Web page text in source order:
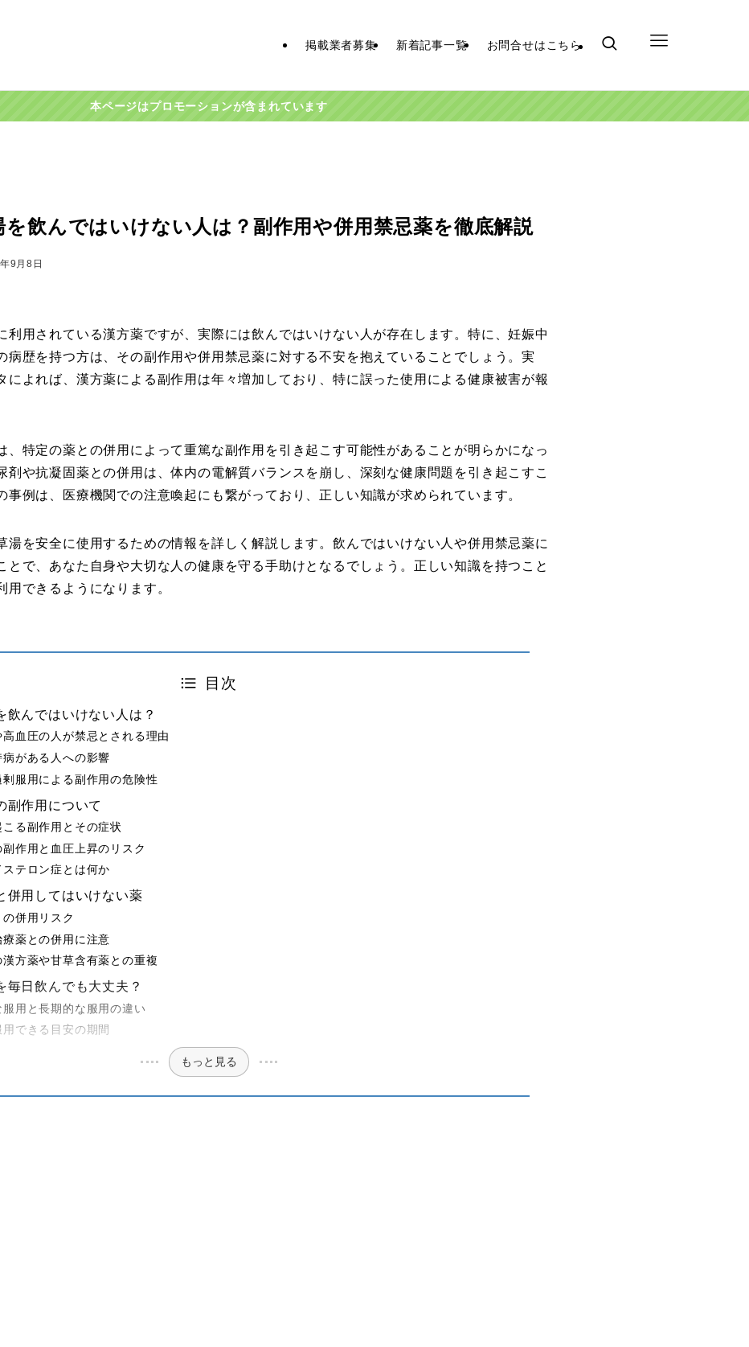
掲載業者募集 新着記事一覧 お問合せはこちら
本ページはプロモーションが含まれています
を飲んではいけない人は？副作用や併用禁忌薬を徹底解説
9月8日
利用されている漢方薬ですが、実際には飲んではいけない人が存在します。特に、妊娠中
病歴を持つ方は、その副作用や併用禁忌薬に対する不安を抱えていることでしょう。実
によれば、漢方薬による副作用は年々増加しており、特に誤った使用による健康被害が報
、特定の薬との併用によって重篤な副作用を引き起こす可能性があることが明らかになっ
剤や抗凝固薬との併用は、体内の電解質バランスを崩し、深刻な健康問題を引き起こすこ
事例は、医療機関での注意喚起にも繋がっており、正しい知識が求められています。
湯を安全に使用するための情報を詳しく解説します。飲んではいけない人や併用禁忌薬に
とで、あなた自身や大切な人の健康を守る手助けとなるでしょう。正しい知識を持つこと
用できるようになります。
目次
飲んではいけない人は？
高血圧の人が禁忌とされる理由
病がある人への影響
剰服用による副作用の危険性
副作用について
る副作用とその症状
作用と血圧上昇のリスク
ステロン症とは何か
併用してはいけない薬
併用リスク
療薬との併用に注意
漢方薬や甘草含有薬との重複
毎日飲んでも大丈夫？
服用と長期的な服用の違い
できる目安の期間
もっと見る